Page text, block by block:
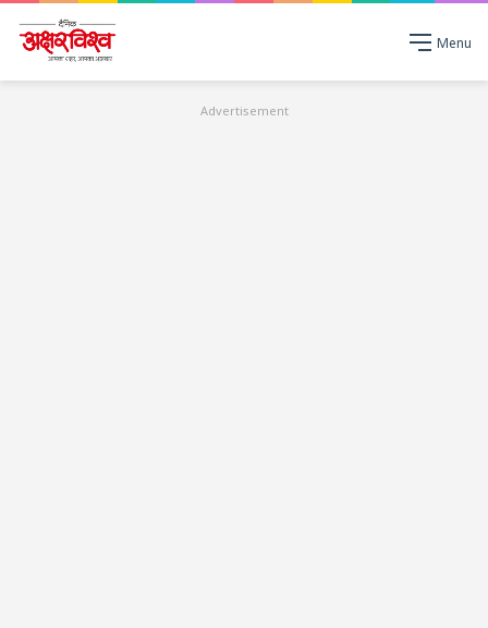
Menu
Advertisement